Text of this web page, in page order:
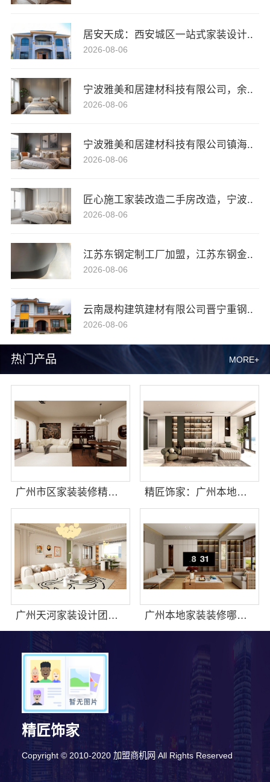
热门产品 MORE+
广州市区家装装修精匠饰家新房费用 精匠饰家：广州本地家装专业团队首选
广州天河家装设计团队拎包入住精匠饰家环保家 广州本地家装装修哪家专业毛坯房？精匠饰家口碑佳
居安天成：西安城区一站式家装设计..
2026-08-06
宁波雅美和居建材科技有限公司，余..
2026-08-06
宁波雅美和居建材科技有限公司镇海..
2026-08-06
匠心施工家装改造二手房改造，宁波..
2026-08-06
江苏东钢定制工厂加盟，江苏东钢金..
2026-08-06
云南晟构建筑建材有限公司晋宁重钢..
2026-08-06
精匠饰家
Copyright © 2010-2020 加盟商机网 All Rights Reserved
8分钟前 钟女士 正在咨询
5分钟前 林先生 正在咨询